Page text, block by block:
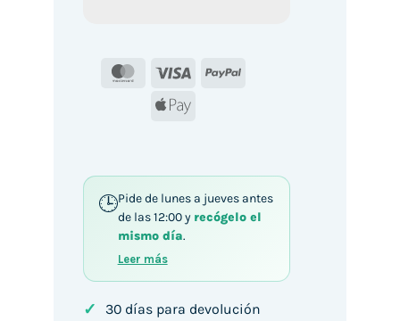
MasterCard
Visa
PayPal
Apple
Pide de lunes a jueves antes
de las 12:00 y recógelo el
mismo día.
Leer más
✓ 30 días para devolución